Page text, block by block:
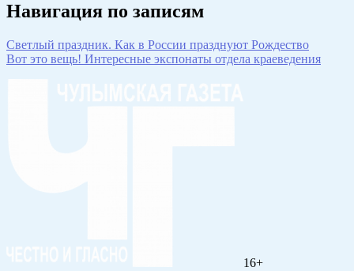
Навигация по записям
Светлый праздник. Как в России празднуют Рождество
Вот это вещь! Интересные экспонаты отдела краеведения
16+